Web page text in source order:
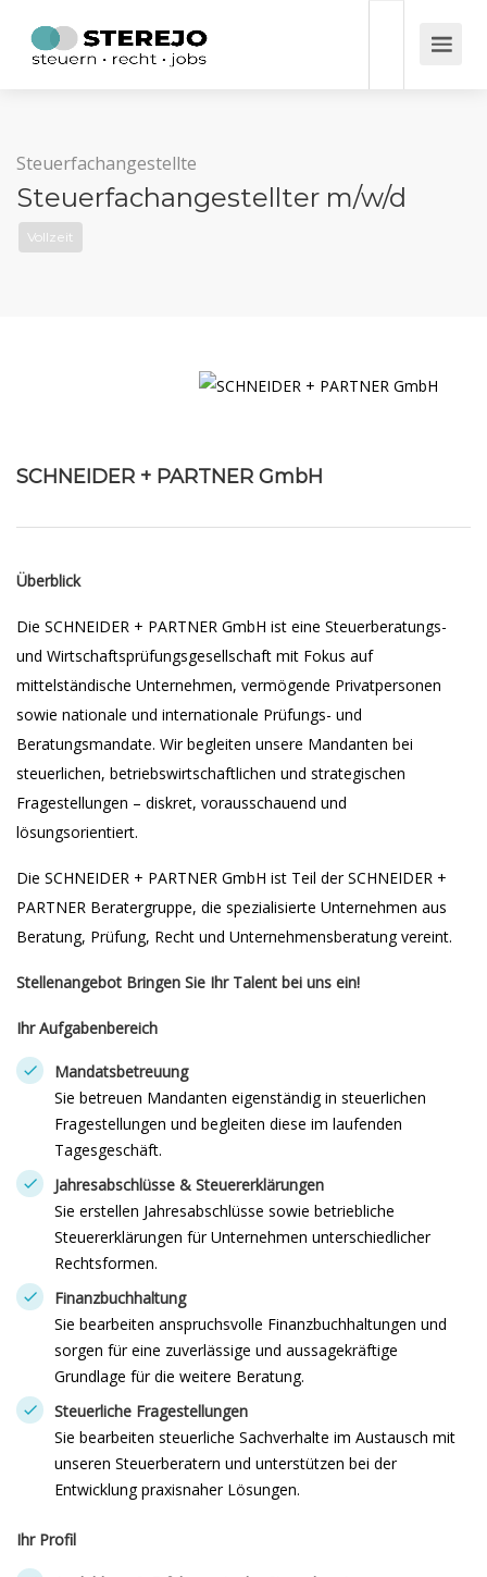
Steuerfachangestellte
Steuerfachangestellter m/w/d
Vollzeit
SCHNEIDER + PARTNER GmbH
Überblick
Die SCHNEIDER + PARTNER GmbH ist eine Steuerberatungs-
und Wirtschaftsprüfungsgesellschaft mit Fokus auf
mittelständische Unternehmen, vermögende Privatpersonen
sowie nationale und internationale Prüfungs- und
Beratungsmandate. Wir begleiten unsere Mandanten bei
steuerlichen, betriebswirtschaftlichen und strategischen
Fragestellungen – diskret, vorausschauend und
lösungsorientiert.
Die SCHNEIDER + PARTNER GmbH ist Teil der SCHNEIDER +
PARTNER Beratergruppe, die spezialisierte Unternehmen aus
Beratung, Prüfung, Recht und Unternehmensberatung vereint.
Stellenangebot Bringen Sie Ihr Talent bei uns ein!
Ihr Aufgabenbereich
Mandatsbetreuung
Sie betreuen Mandanten eigenständig in steuerlichen
Fragestellungen und begleiten diese im laufenden
Tagesgeschäft.
Jahresabschlüsse & Steuererklärungen
Sie erstellen Jahresabschlüsse sowie betriebliche
Steuererklärungen für Unternehmen unterschiedlicher
Rechtsformen.
Finanzbuchhaltung
Sie bearbeiten anspruchsvolle Finanzbuchhaltungen und
sorgen für eine zuverlässige und aussagekräftige
Grundlage für die weitere Beratung.
Steuerliche Fragestellungen
Sie bearbeiten steuerliche Sachverhalte im Austausch mit
unseren Steuerberatern und unterstützen bei der
Entwicklung praxisnaher Lösungen.
Ihr Profil